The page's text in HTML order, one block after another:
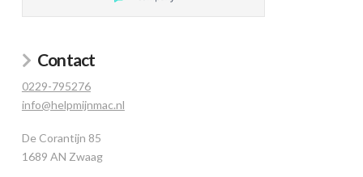
Contact
0229-795276
info@helpmijnmac.nl
De Corantijn 85
1689 AN Zwaag